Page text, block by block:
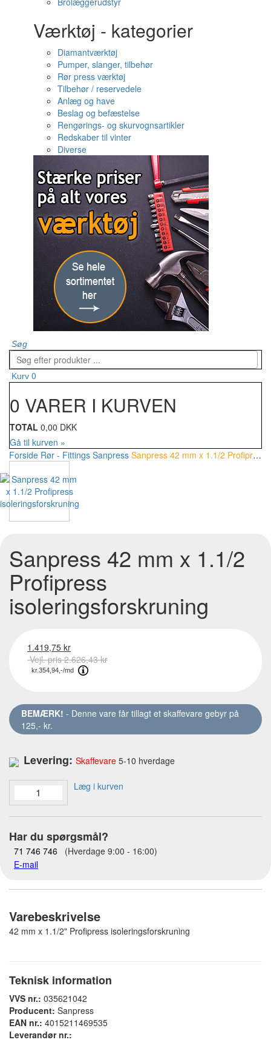
Værktøj - kategorier
Diamantværktøj
Pumper, slanger, tilbehør
Rør press værktøj
Tilbehør / reservedele
Anlæg og have
Beslag og befæstelse
Rengørings- og skurvognsartikler
Redskaber til vinter
Diverse
Søg
Kurv 0
0 VARER I KURVEN
TOTAL 0,00 DKK
Gå til kurven »
Forside Rør - Fittings Sanpress Sanpress 42 mm x 1.1/2 Profipress isoleringsforskruning
Sanpress 42 mm x 1.1/2
Profipress
isoleringsforskruning
1.419,75 kr
Vejl. pris 2.626,43 kr
BEMÆRK! - Denne vare får tillagt et skaffevare gebyr på
125,- kr.
Levering: Skaffevare 5-10 hverdage
Læg i kurven
Har du spørgsmål?
71 746 746 (Hverdage 9:00 - 16:00)
E-mail
Varebeskrivelse
42 mm x 1.1/2" Profipress isoleringsforskruning
Teknisk information
VVS nr.: 035621042
Producent: Sanpress
EAN nr.: 4015211469535
Leverandør nr.: